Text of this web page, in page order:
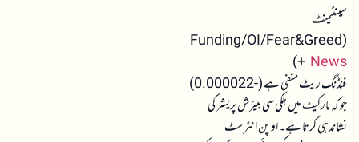
سینٹیمنٹ
(Funding/OI/Fear&Greed
+ News
)
فنڈنگ ریٹ منفی ہے (-0.000022)
جو کہ مارکیٹ میں ہلکی سی بیئرش پریشر کی
نشاندہی کرتا ہے۔ اوپن انٹرسٹ